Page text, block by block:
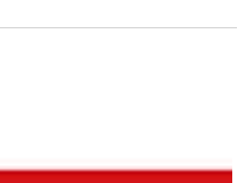
gleichermaßen...